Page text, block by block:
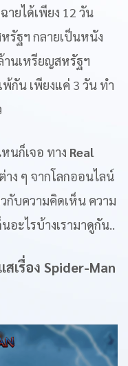
ายได้เพียง 12 วัน
รัฐฯ กลายเป็นหนัง
านเหรียญสหรัฐฯ
กัน เพียงแค่ 3 วัน ทำ
นก็เจอ ทาง Real
าง ๆ จากโลกออนไลน์
วกับความคิดเห็น ความ
อะไรบ้างเรามาดูกัน..
เรื่อง Spider-Man